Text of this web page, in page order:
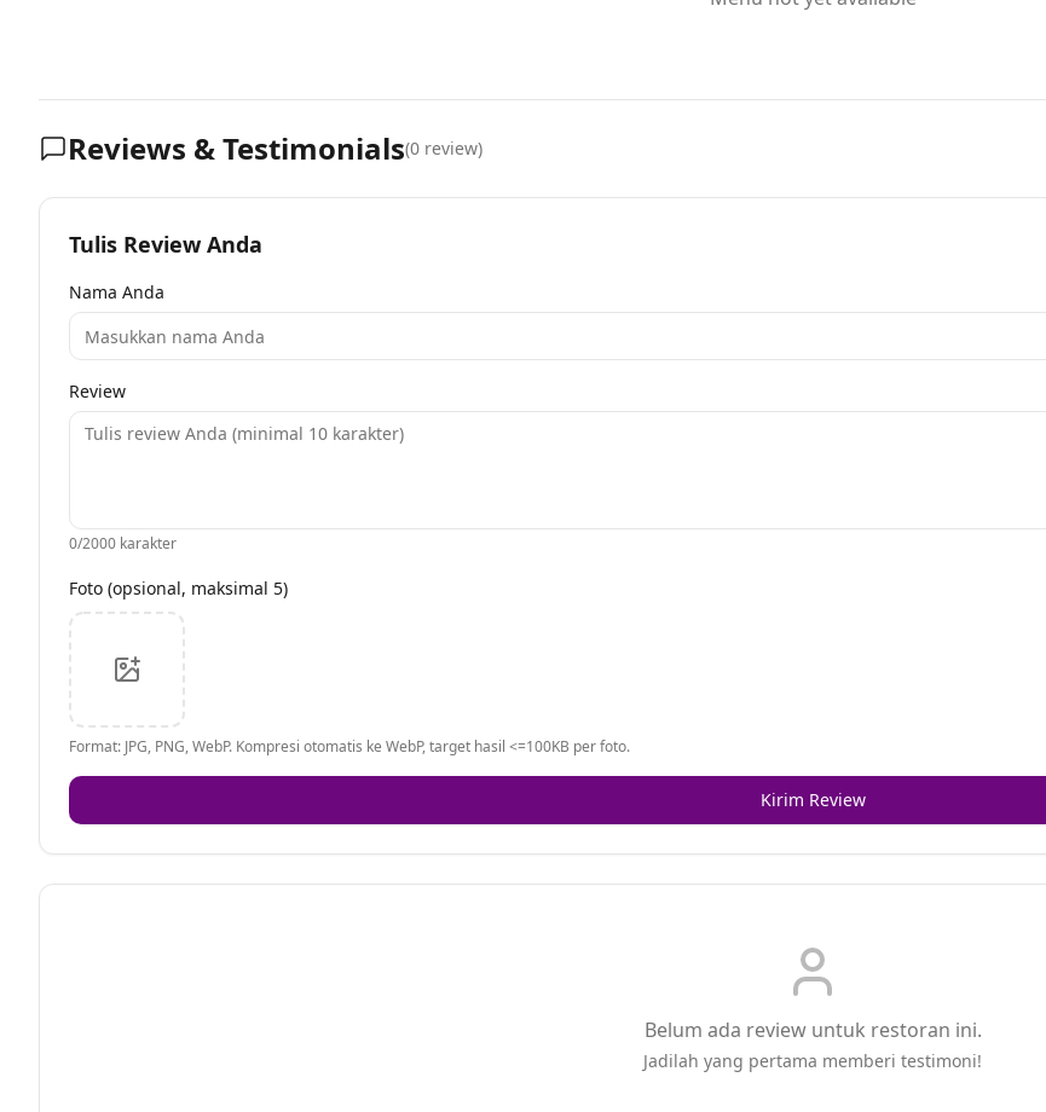
Reviews & Testimonials(0 review)
Tulis Review Anda
Nama Anda
Review
0/2000 karakter
Foto (opsional, maksimal 5)
Format: JPG, PNG, WebP. Kompresi otomatis ke WebP, target hasil <=100KB per foto.
Kirim Review
Belum ada review untuk restoran ini.
Jadilah yang pertama memberi testimoni!